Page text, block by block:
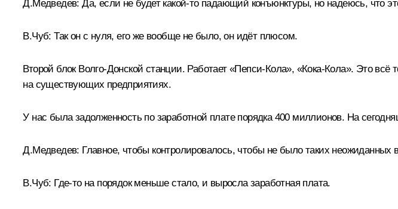
Д.Медведев: Да, если не будет какой‑то падающий конъюнктуры, но надеюсь, что
В.Чуб: Так он с нуля, его же вообще не было, он идёт плюсом.
Второй блок Волго-Донской станции. Работает «Пепси-Кола», «Кока-Кола». Это
на существующих предприятиях.
У нас была задолженность по заработной плате порядка 400 миллионов. На
Д.Медведев: Главное, чтобы контролировалось, чтобы не было таких неожиданных
В.Чуб: Где‑то на порядок меньше стало, и выросла заработная плата.